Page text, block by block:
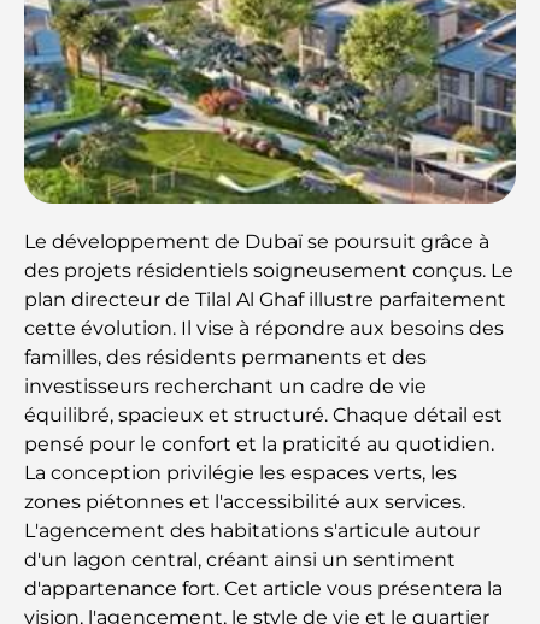
Le développement de Dubaï se poursuit grâce à
des projets résidentiels soigneusement conçus. Le
plan directeur de Tilal Al Ghaf illustre parfaitement
cette évolution. Il vise à répondre aux besoins des
familles, des résidents permanents et des
investisseurs recherchant un cadre de vie
équilibré, spacieux et structuré. Chaque détail est
pensé pour le confort et la praticité au quotidien.
La conception privilégie les espaces verts, les
zones piétonnes et l'accessibilité aux services.
L'agencement des habitations s'articule autour
d'un lagon central, créant ainsi un sentiment
d'appartenance fort. Cet article vous présentera la
vision, l'agencement, le style de vie et le quartier